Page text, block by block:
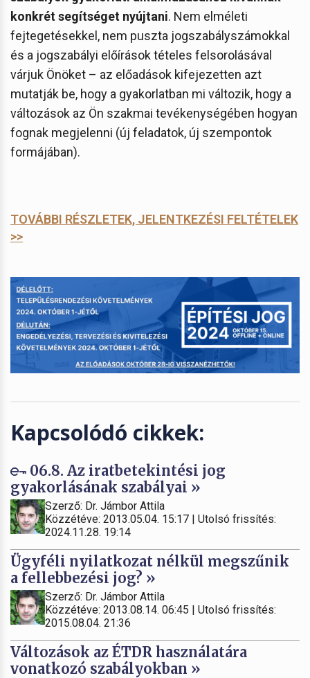
konkrét segítséget nyújtani. Nem elméleti
fejtegetésekkel, nem puszta jogszabályszámokkal
és a jogszabályi előírások tételes felsorolásával
várjuk Önöket – az előadások kifejezetten azt
mutatják be, hogy a gyakorlatban mi változik, hogy a
változások az Ön szakmai tevékenységében hogyan
fognak megjelenni (új feladatok, új szempontok
formájában).
TOVÁBBI RÉSZLETEK, JELENTKEZÉSI FELTÉTELEK
>>
Kapcsolódó cikkek:
06.8. Az iratbetekintési jog
gyakorlásának szabályai »
Szerző: Dr. Jámbor Attila
Közzétéve: 2013.05.04. 15:17 | Utolsó frissítés:
2024.11.28. 19:14
Ügyféli nyilatkozat nélkül megszűnik
a fellebbezési jog? »
Szerző: Dr. Jámbor Attila
Közzétéve: 2013.08.14. 06:45 | Utolsó frissítés:
2015.08.04. 21:36
Változások az ÉTDR használatára
vonatkozó szabályokban »